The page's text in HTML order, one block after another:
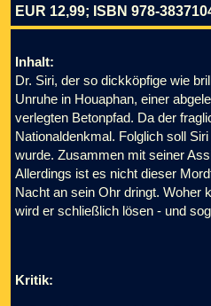
EUR 12,99; ISBN 978-
Inhalt:
Dr. Siri, der so dickköpfige wie
Unruhe in Houaphan, einer
verlegten Betonpfad. Da der
Nationaldenkmal. Folglich soll
wurde. Zusammen mit seiner
Allerdings ist es nicht dieser
Nacht an sein Ohr dringt. Woher
wird er schließlich lösen - und
Kritik: